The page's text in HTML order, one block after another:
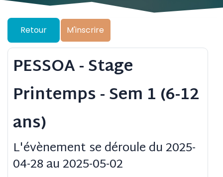
Retour M'inscrire
PESSOA - Stage
Printemps - Sem 1 (6-12
ans)
L'évènement se déroule du 2025-
04-28 au 2025-05-02